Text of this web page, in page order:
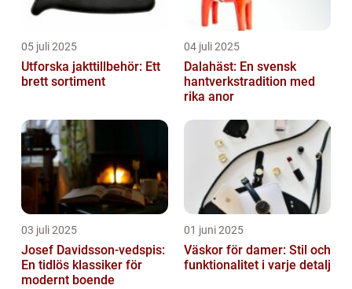
05 juli 2025
Utforska jakttillbehör: Ett
brett sortiment
04 juli 2025
Dalahäst: En svensk
hantverkstradition med
rika anor
03 juli 2025
Josef Davidsson-vedspis:
En tidlös klassiker för
modernt boende
01 juni 2025
Väskor för damer: Stil och
funktionalitet i varje detalj